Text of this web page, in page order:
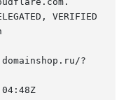
VERIFIED
?